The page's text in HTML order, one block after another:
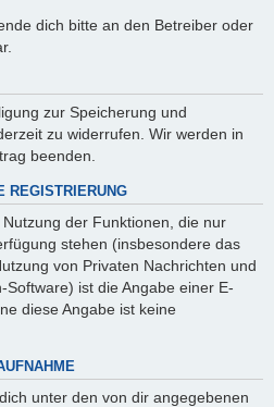
dich bitte an den Betreiber oder
zur Speicherung und
zu widerrufen. Wir werden in
beenden.
REGISTRIERUNG
der Funktionen, die nur
stehen (insbesondere das
von Privaten Nachrichten und
ist die Angabe einer E-
diese Angabe ist keine
unter den von dir angegebenen